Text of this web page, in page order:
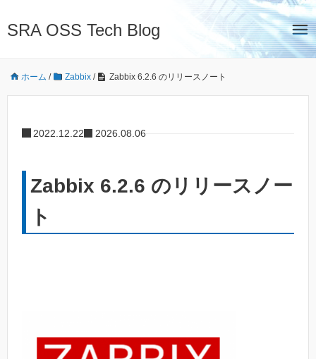
SRA OSS Tech Blog
ホーム / Zabbix / Zabbix 6.2.6 のリリースノート
2022.12.22 2026.08.06
Zabbix 6.2.6 のリリースノー
ト